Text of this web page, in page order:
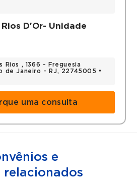
D'Or- Unidade
Rios , 1366 - Freguesia
de Janeiro - RJ, 22745005 •
uma consulta
e
relacionados